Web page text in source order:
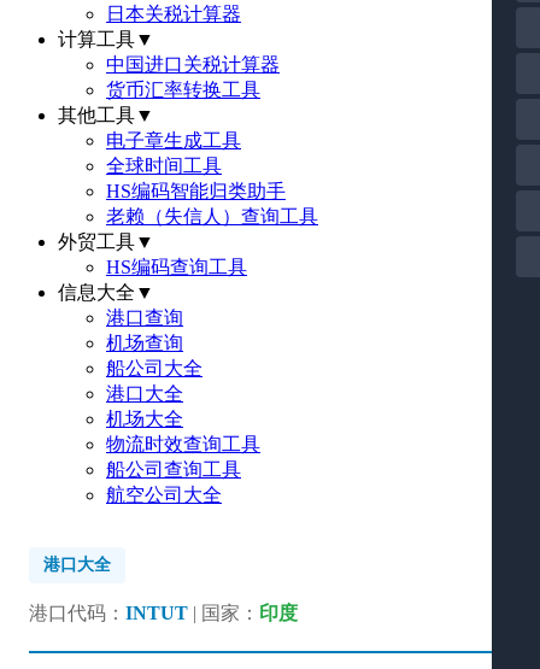
日本关税计算器
计算工具▼
中国进口关税计算器
货币汇率转换工具
其他工具▼
电子章生成工具
全球时间工具
HS编码智能归类助手
老赖（失信人）查询工具
外贸工具▼
HS编码查询工具
信息大全 ▼
港口查询
机场查询
船公司大全
港口大全
机场大全
物流时效查询工具
船公司查询工具
航空公司大全
港口大全
港口代码： INTUT | 国家： 印度